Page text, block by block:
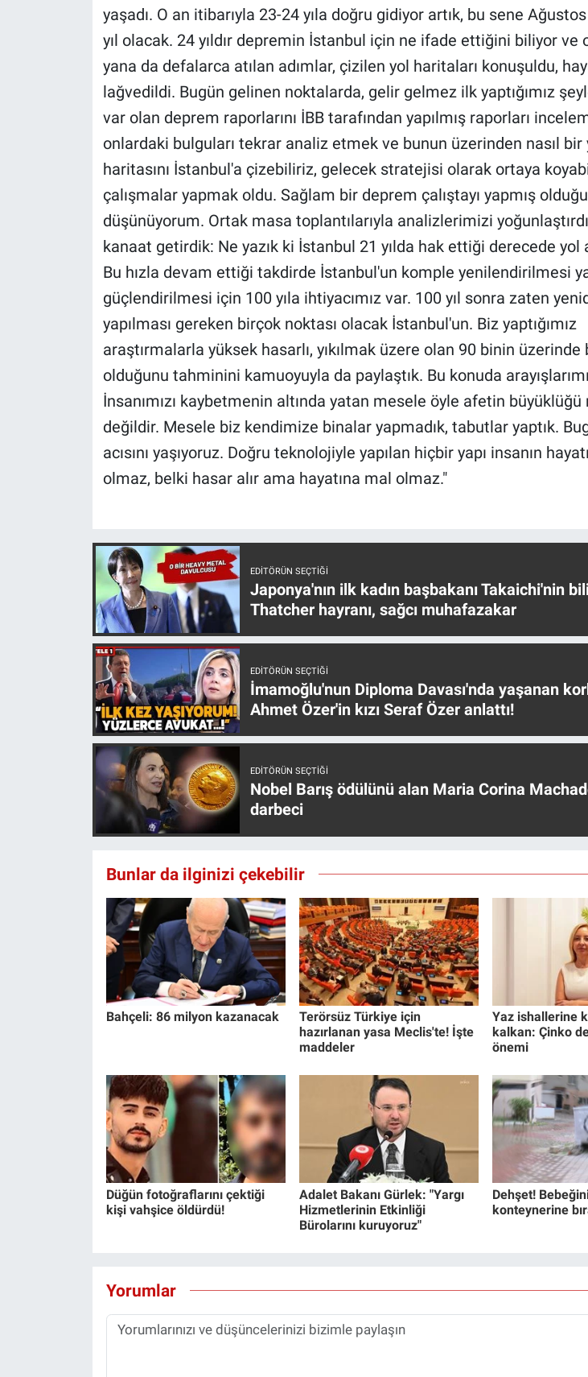
yaşadı. O an itibarıyla 23-24 yıla doğru gidiyor artık, bu sene
yıl olacak. 24 yıldır depremin İstanbul için ne ifade ettiğini biliyor ve
yana da defalarca atılan adımlar, çizilen yol haritaları konuşuldu,
lağvedildi. Bugün gelinen noktalarda, gelir gelmez ilk yaptığımız
var olan deprem raporlarını İBB tarafından yapılmış raporları
onlardaki bulguları tekrar analiz etmek ve bunun üzerinden nasıl bir
haritasını İstanbul'a çizebiliriz, gelecek stratejisi olarak ortaya
çalışmalar yapmak oldu. Sağlam bir deprem çalıştayı yapmış
düşünüyorum. Ortak masa toplantılarıyla analizlerimizi
kanaat getirdik: Ne yazık ki İstanbul 21 yılda hak ettiği derecede yol
Bu hızla devam ettiği takdirde İstanbul'un komple yenilendirilmesi
güçlendirilmesi için 100 yıla ihtiyacımız var. 100 yıl sonra zaten
yapılması gereken birçok noktası olacak İstanbul'un. Biz yaptığımız
araştırmalarla yüksek hasarlı, yıkılmak üzere olan 90 binin üzerinde
olduğunu tahminini kamuoyuyla da paylaştık. Bu konuda
İnsanımızı kaybetmenin altında yatan mesele öyle afetin
değildir. Mesele biz kendimize binalar yapmadık, tabutlar yaptık.
acısını yaşıyoruz. Doğru teknolojiyle yapılan hiçbir yapı insanın
olmaz, belki hasar alır ama hayatına mal olmaz."
EDITÖRÜN SEÇTIĞI
Japonya'nın ilk kadın başbakanı Takaichi'nin
Thatcher hayranı, sağcı muhafazakar
EDITÖRÜN SEÇTIĞI
İmamoğlu'nun Diploma Davası'nda yaşanan
Ahmet Özer'in kızı Seraf Özer anlattı!
EDITÖRÜN SEÇTIĞI
Nobel Barış ödülünü alan Maria Corina
darbeci
Bunlar da ilginizi çekebilir
Bahçeli: 86 milyon kazanacak
Terörsüz Türkiye için
hazırlanan yasa Meclis'te! İşte
maddeler
Yaz ishallerine
kalkan: Çinko
önemi
Düğün fotoğraflarını çektiği
kişi vahşice öldürdü!
Adalet Bakanı Gürlek: "Yargı
Hizmetlerinin Etkinliği
Bürolarını kuruyoruz"
Dehşet!
konteynerine
Yorumlar